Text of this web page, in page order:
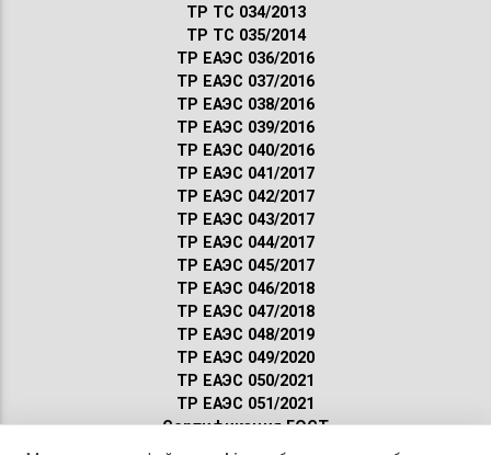
ТР ТС 034/2013
ТР ТС 035/2014
ТР ЕАЭС 036/2016
ТР ЕАЭС 037/2016
ТР ЕАЭС 038/2016
ТР ЕАЭС 039/2016
ТР ЕАЭС 040/2016
ТР ЕАЭС 041/2017
ТР ЕАЭС 042/2017
ТР ЕАЭС 043/2017
ТР ЕАЭС 044/2017
ТР ЕАЭС 045/2017
ТР ЕАЭС 046/2018
ТР ЕАЭС 047/2018
ТР ЕАЭС 048/2019
ТР ЕАЭС 049/2020
ТР ЕАЭС 050/2021
ТР ЕАЭС 051/2021
Сертификация ГОСТ
Санитарные нормы